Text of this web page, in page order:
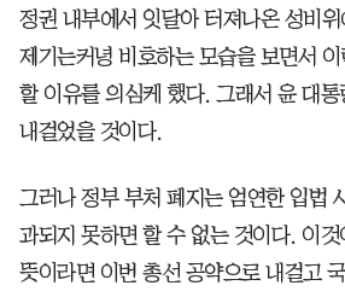
정권 내부에서 잇달아 터져나온 성비
제기는커녕 비호하는 모습을 보면서
할 이유를 의심케 했다. 그래서 윤 대
내걸었을 것이다.
그러나 정부 부처 폐지는 엄연한 입법
과되지 못하면 할 수 없는 것이다. 이
뜻이라면 이번 총선 공약으로 내걸고